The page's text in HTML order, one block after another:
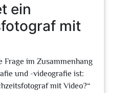
ein
mit
Frage im Zusammenhang
und -videografie ist:
mit Video?“